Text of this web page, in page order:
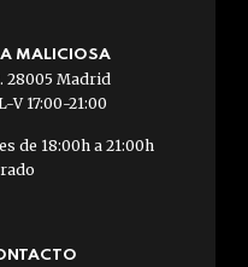
MALICIOSA
28005 Madrid
V 17:00-21:00
de 18:00h a 21:00h